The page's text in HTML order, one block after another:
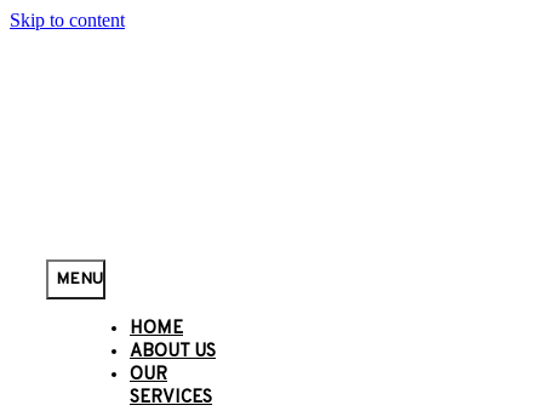
Skip to content
MENU
HOME
ABOUT US
OUR
SERVICES